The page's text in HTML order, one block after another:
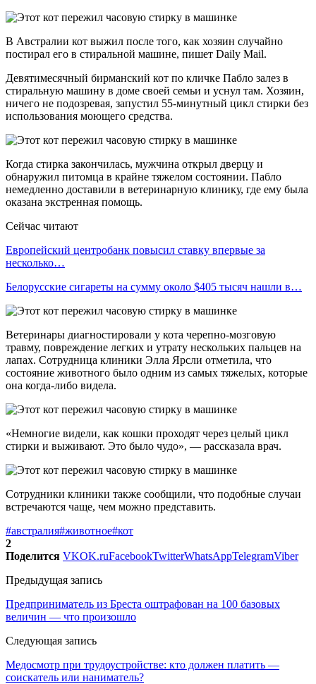
В Австралии кот выжил после того, как хозяин случайно
постирал его в стиральной машине, пишет Daily Mail.
Девятимесячный бирманский кот по кличке Пабло залез в
стиральную машину в доме своей семьи и уснул там. Хозяин,
ничего не подозревая, запустил 55-минутный цикл стирки без
использования моющего средства.
Когда стирка закончилась, мужчина открыл дверцу и
обнаружил питомца в крайне тяжелом состоянии. Пабло
немедленно доставили в ветеринарную клинику, где ему была
оказана экстренная помощь.
Сейчас читают
Европейский центробанк повысил ставку впервые за
несколько…
Белорусские сигареты на сумму около $405 тысяч нашли в…
Ветеринары диагностировали у кота черепно-мозговую
травму, повреждение легких и утрату нескольких пальцев на
лапах. Сотрудница клиники Элла Ярсли отметила, что
состояние животного было одним из самых тяжелых, которые
она когда-либо видела.
«Немногие видели, как кошки проходят через целый цикл
стирки и выживают. Это было чудо», — рассказала врач.
Сотрудники клиники также сообщили, что подобные случаи
встречаются чаще, чем можно представить.
#австралия#животное#кот
2
Поделится VKOK.ruFacebookTwitterWhatsAppTelegramViber
Предыдущая запись
Предприниматель из Бреста оштрафован на 100 базовых
величин — что произошло
Следующая запись
Медосмотр при трудоустройстве: кто должен платить —
соискатель или наниматель?